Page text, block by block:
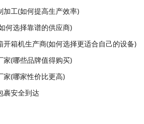
加工(如何提高生产效率)
何选择靠谱的供应商)
开箱机生产商(如何选择更适合自己的设备)
家(哪些品牌值得购买)
家(哪家性价比更高)
裹安全到达